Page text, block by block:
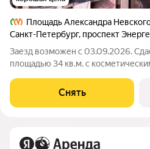
Площадь Александра
Санкт-Петербург, проспект
Заезд возможен с 03.09.2026.
площадью 34 кв.м. с
Стиральная машина Дом -
подъезде 2 лифта -
Снять